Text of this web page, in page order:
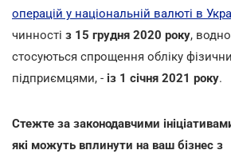
операцій у національній валюті в
чинності з 15 грудня 2020 року,
стосуються спрощення обліку
підприємцями, - із 1 січня 2021 року.
Стежте за законодавчими
які можуть вплинути на ваш бізнес з